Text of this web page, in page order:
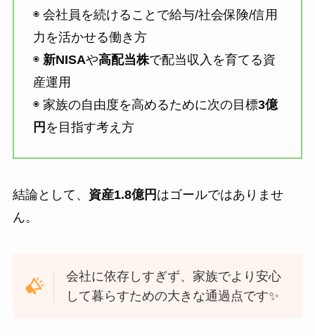
◉ 会社員を続けることで給与/社会保険/信用
力を活かせる働き方
◉ 新NISAや高配当株で配当収入を育てる資
産運用
◉ 家族の自由度を高めるために次の目標3億
円 を目指す考え方
結論として、 資産1.8億円 はゴールではありませ
ん。
会社に依存しすぎず、家族でより安心
して暮らすための大きな通過点です✨